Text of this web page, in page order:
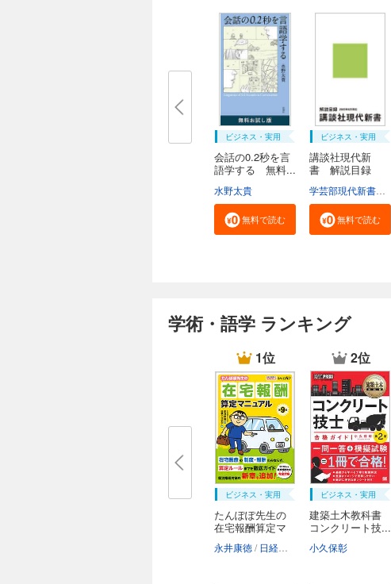
ビジネス・実用
会話の0.2秒を言
語学する 無料...
水野太貴
無料で読む
ビジネス・実用
講談社現代新
書 解説目録
無料で読む
学術・語学 ランキング
1位
ビジネス・実用
たんぽぽ先生の
在宅報酬算定マ
永井康徳 日経ヘルスケア
2位
ビジネス・実用
建築土木教科書
コンクリート技...
小久保彰